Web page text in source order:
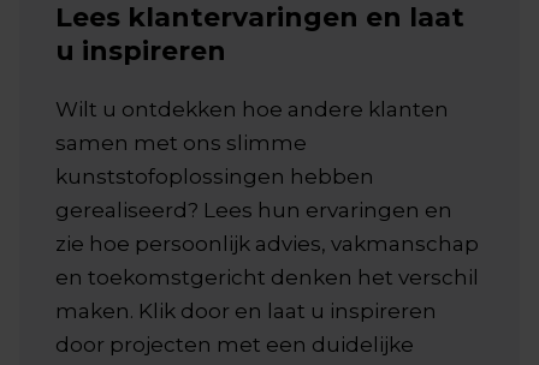
Lees klantervaringen en laat
u inspireren
Wilt u ontdekken hoe andere klanten
samen met ons slimme
kunststofoplossingen hebben
gerealiseerd? Lees hun ervaringen en
zie hoe persoonlijk advies, vakmanschap
en toekomstgericht denken het verschil
maken. Klik door en laat u inspireren
door projecten met een duidelijke